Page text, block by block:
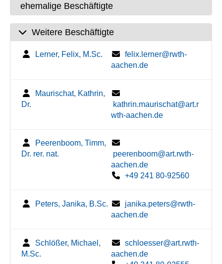
ehemalige Beschäftigte
Weitere Beschäftigte
Lerner, Felix, M.Sc.
felix.lerner@rwth-
aachen.de
Maurischat, Kathrin,
Dr.
kathrin.maurischat@art.r
wth-aachen.de
Peerenboom, Timm,
Dr. rer. nat.
peerenboom@art.rwth-
aachen.de
+49 241 80-92560
Peters, Janika, B.Sc.
janika.peters@rwth-
aachen.de
Schlößer, Michael,
M.Sc.
schloesser@art.rwth-
aachen.de